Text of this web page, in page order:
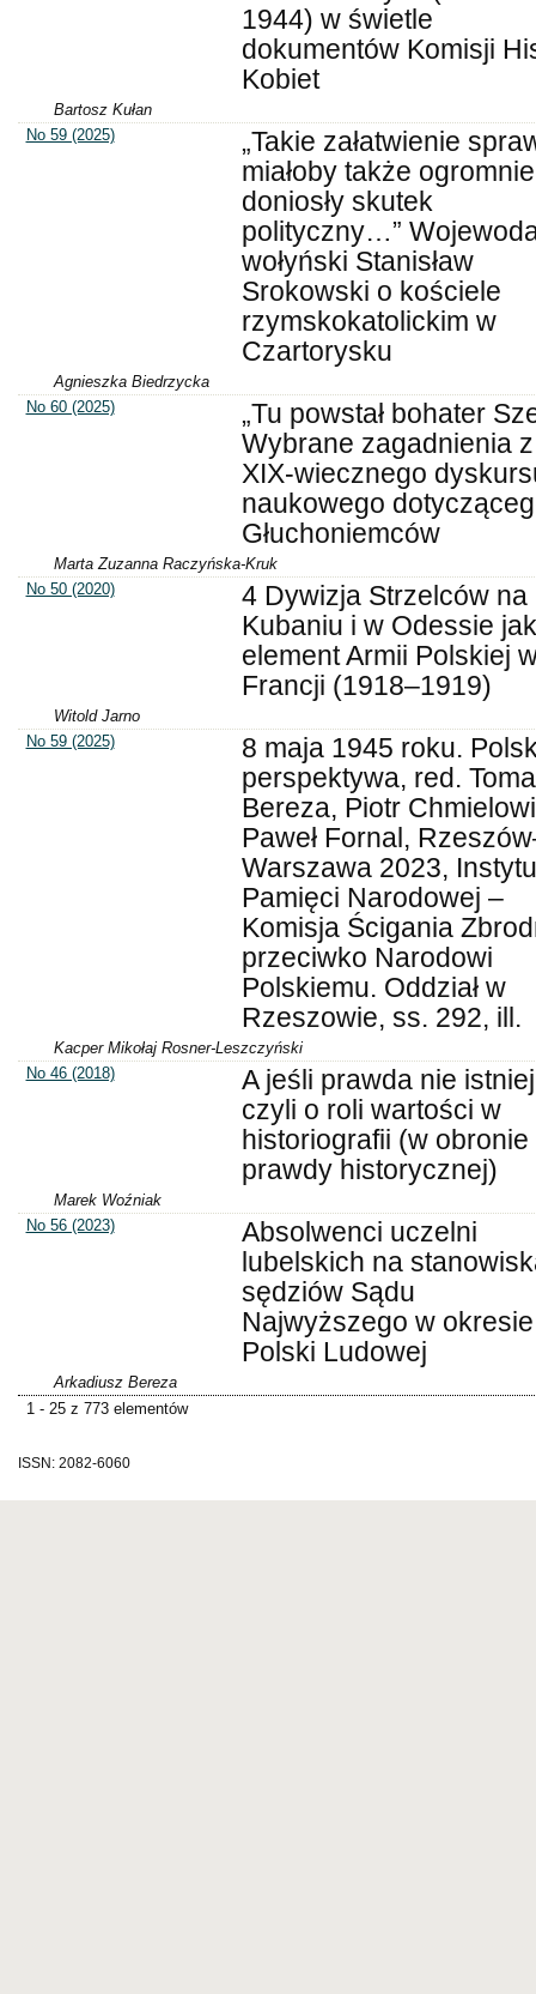
1944) w świetle
dokumentów Komisji
Kobiet
Bartosz Kułan
No 59 (2025)
„Takie załatwienie
miałoby także ogromnie
doniosły skutek
polityczny…”
wołyński Stanisław
Srokowski o kościele
rzymskokatolickim w
Czartorysku
Agnieszka Biedrzycka
No 60 (2025)
„Tu powstał bohater
Wybrane zagadnienia z
XIX-wiecznego
naukowego
Głuchoniemców
Marta Zuzanna Raczyńska-Kruk
No 50 (2020)
4 Dywizja Strzelców na
Kubaniu i w Odessie
element Armii Polskiej
Francji (1918–1919)
Witold Jarno
No 59 (2025)
8 maja 1945 roku.
perspektywa, red.
Bereza, Piotr
Paweł Fornal,
Warszawa 2023,
Pamięci Narodowej –
Komisja Ścigania
przeciwko Narodowi
Polskiemu. Oddział w
Rzeszowie, ss. 292, ill.
Kacper Mikołaj Rosner-Leszczyński
No 46 (2018)
A jeśli prawda nie
czyli o roli wartości w
historiografii (w obronie
prawdy historycznej)
Marek Woźniak
No 56 (2023)
Absolwenci uczelni
lubelskich na
sędziów Sądu
Najwyższego w okresie
Polski Ludowej
Arkadiusz Bereza
1 - 25 z 773 elementów
ISSN: 2082-6060